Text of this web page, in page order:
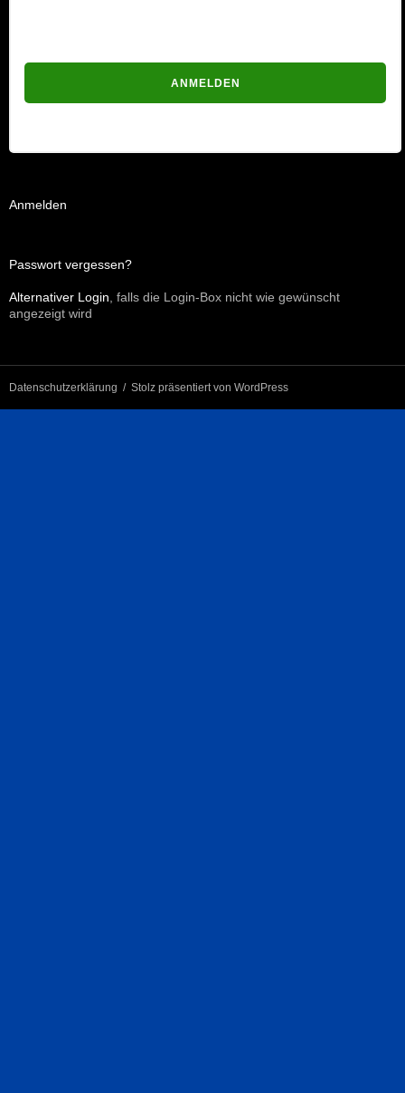
Anmelden
Passwort vergessen?
Alternativer Login , falls die Login-Box nicht wie gewünscht
angezeigt wird
Datenschutzerklärung Stolz präsentiert von WordPress